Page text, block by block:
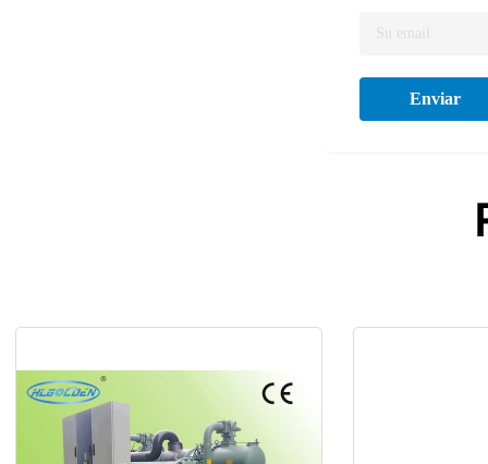
Enviar